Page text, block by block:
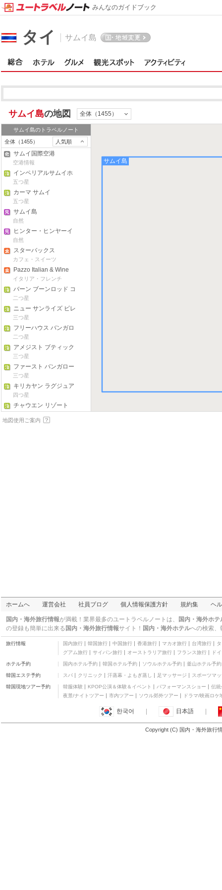
タイ サムイ島
サムイ島の地図 全体（1455）
サムイ島のトラベルノート
全体（1455）
人気順
サムイ国際空港
空港情報
インペリアルサムイホ
テル
五つ星
カーマ サムイ
五つ星
サムイ島
自然
ヒンター・ヒンヤーイ
自然
スターバックス
カフェ・スイーツ
Pazzo Italian & Wine
Bar
イタリア・フレンチ
バーン ブーンロッド コ
ンド
二つ星
ニュー サンライズ ビレ
ッジ バン ポー ビーチ
三つ星
フリーハウス バンガロ
ー サムイ
二つ星
アメジスト ブティック
ホテルフィッシャーマ
ンズ ビレッジ
三つ星
ファースト バンガロー
ビーチ リゾート
三つ星
キリカヤン ラグジュア
リー プール ヴィラズ &
スパ サムイ
四つ星
チャウエン リゾート
ザ サンデイズ サンクチ
サムイ ネイティブ リゾ
ート ＆ スパ
三つ星
NB サンライズ マウン
テン ヴィラ
三つ星
アルズハット
三つ星
シバヤ パームス サンセ
ット ビーチ ヴィラ
三つ星
アナンタラリゾート&ス
パ
五つ星
ート ガーデン サイド
三つ星
サムイ島
地図使用ご案内
みんなのガイドブック
ホームへ 運営会社 社員ブログ 個人情報保護方針 規約集 ヘ
国内・海外旅行情報が満載！業界最多のユートラベルノートは、
国内・海外ホ
の登録も簡単に出来る 国内・海外旅行情報サイト！ 国内・海外ホテルへの検索、
旅行情報 国内旅行 韓国旅行 中国旅行 香港旅行 マカオ旅行 台湾旅行
グアム旅行
サイパン旅行 オーストラリア旅行 フランス旅行 ド
ホテル予約 国内ホテル予約 韓国ホテル予約 ソウルホテル予約 釜山ホテル予約
韓国エステ予約 スパ クリニック 汗蒸幕・よもぎ蒸し 足マッサージ スポーツマ
韓国現地ツアー予約 韓服体験 KPOP公演＆体験＆イベント パフォーマンスショー
伝統
夜景/ナイトツアー
市内ツアー ソウル郊外ツアー ドラマ/映画ロケ
한국어 日本語
Copyright (C) 国内・海外旅行